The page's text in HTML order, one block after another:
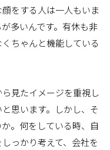
をする人は一人もいま
多いんです。有休も非
ちゃんと機能している
見たイメージを重視し
思います。しかし、そ
。何をしている時、自
っかり考えて、会社を